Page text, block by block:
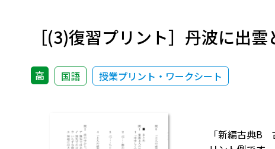
［(3)復習プリント］丹波に出雲
高 国語 授業プリント・ワークシート
「新編古典B